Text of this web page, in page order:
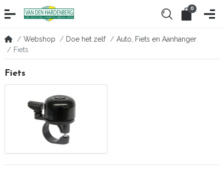
0
Webshop Doe het zelf
Auto, Fiets en Aanhanger
Fiets
Fiets